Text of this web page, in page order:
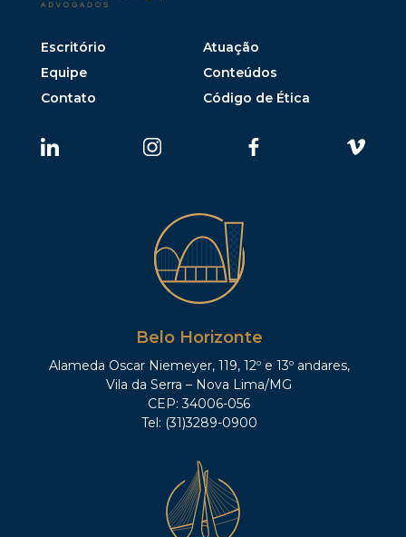
Escritório
Atuação
Equipe
Conteúdos
Contato
Código de Ética
Belo Horizonte
Alameda Oscar Niemeyer, 119, 12º e 13º andares,
Vila da Serra – Nova Lima/MG
CEP: 34006-056
Tel: (31)3289-0900